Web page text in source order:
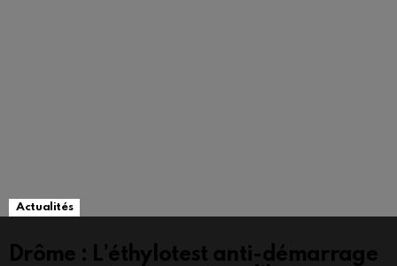
Actualités
Drôme : L’éthylotest anti-démarrage